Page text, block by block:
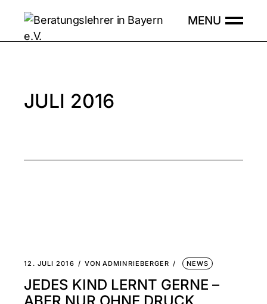
content
JULI 2016
12. JULI 2016 VON ADMINRIEBERGER NEWS
JEDES KIND LERNT GERNE –